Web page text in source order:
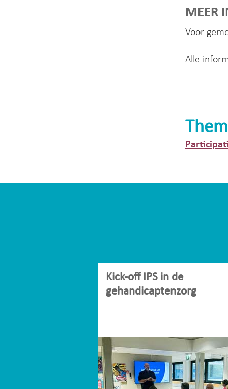
MEER
Voor
Alle
Kick-off IPS in de
gehandicaptenzorg